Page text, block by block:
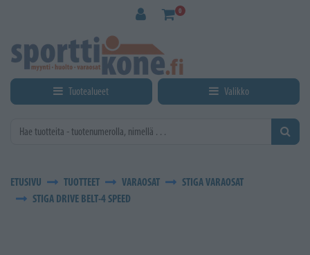
0
Tuotealueet Valikko
ETUSIVU TUOTTEET VARAOSAT
STIGA VARAOSAT
STIGA DRIVE BELT-4 SPEED